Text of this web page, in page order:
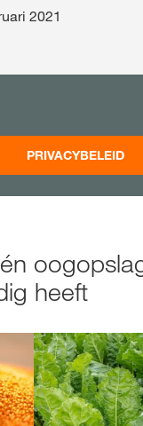
2021
PRIVACYBELEID
heeft